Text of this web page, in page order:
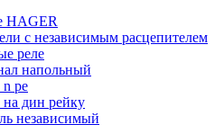
HAGER
с независимым расцепителем
реле
напольный
pe
дин рейку
независимый